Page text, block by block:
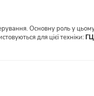
Основну роль у
для цієї техніки: